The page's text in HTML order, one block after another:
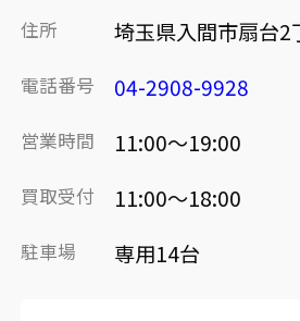
住所 埼玉県入間市扇台2
電話番号 04-2908-9928
営業時間 11:00～19:00
買取受付 11:00～18:00
駐車場 専用14台